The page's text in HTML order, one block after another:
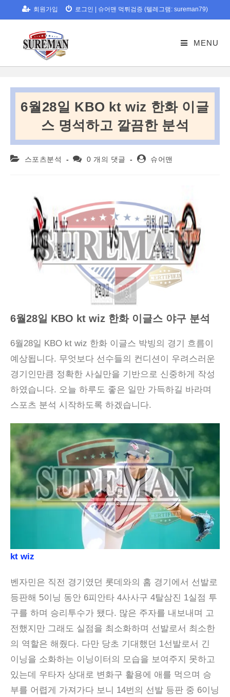
to
회원가입 로그인 슈어맨 먹튀검증 (텔레그램: sureman79)
MENU
6월28일 KBO kt wiz 한화 이글
스 명석하고 깔끔한 분석
Post 스포츠분석
Post0 개의 댓글
Post슈어맨
6월28일 KBO kt wiz 한화 이글스 야구 분석
6월28일 KBO kt wiz 한화 이글스 박빙의 경기 흐름이
예상됩니다. 무엇보다 선수들의 컨디션이 우려스러운
경기인만큼 정확한 사실만을 기반으로 신중하게 작성
하였습니다. 오늘 하루도 좋은 일만 가득하길 바라며
스포츠 분석 시작하도록 하겠습니다.
kt wiz
벤자민은 직전 경기였던 롯데와의 홈 경기에서 선발로
등판해 5이닝 동안 6피안타 4사사구 4탈삼진 1실점 투
구를 하며 승리투수가 됐다. 많은 주자를 내보내며 고
전했지만 그래도 실점을 최소화하며 선발로서 최소한
의 역할은 해줬다. 다만 당초 기대했던 1선발로서 긴
이닝을 소화하는 이닝이터의 모습을 보여주지 못하고
있는데 우타자 상대로 변화구 활용에 애를 먹으며 승
부를 어렵게 가져가다 보니 14번의 선발 등판 중 6이닝